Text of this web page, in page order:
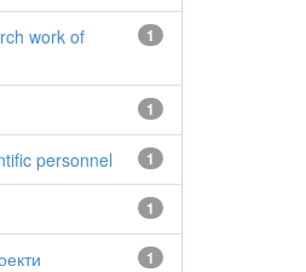
1
work of
1
1
personnel
1
1